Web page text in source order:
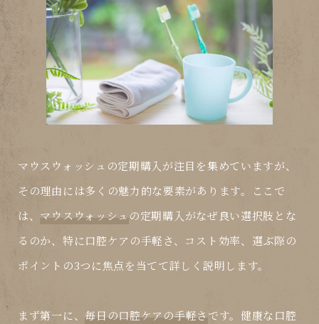
マウスウォッシュの定期購入が注目を集めていますが、
その理由には多くの魅力的な要素があります。ここで
は、 マウスウォッシュ の定期購入 がなぜ良い選択肢とな
るのか、特に口腔ケアの手軽さ、コスト効率、選ぶ際の
ポイントの3つに焦点を当てて詳しく説明します。
まず第一に、毎日の口腔ケアの手軽さ です。健康な口腔